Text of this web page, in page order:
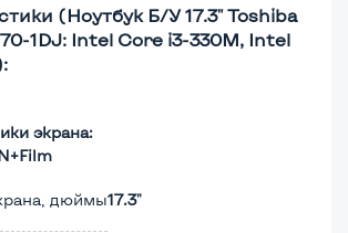
(Ноутбук Б/У 17.3" Toshiba
1DJ: Intel Core i3-330M, Intel
экрана:
дюймы17.3"